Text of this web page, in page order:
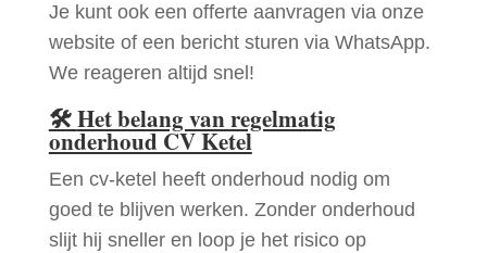
Je kunt ook een offerte aanvragen via onze
website of een bericht sturen via WhatsApp.
We reageren altijd snel!
🛠Het belang van regelmatig
onderhoud CV Ketel
Een cv-ketel heeft onderhoud nodig om
goed te blijven werken. Zonder onderhoud
slijt hij sneller en loop je het risico op